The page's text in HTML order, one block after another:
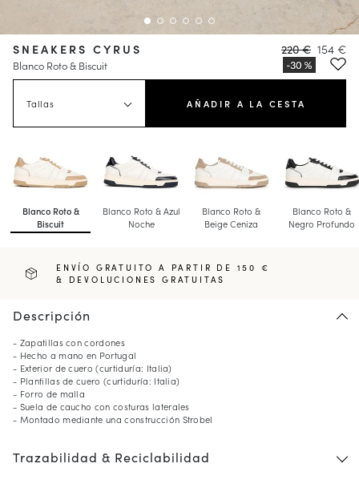
SNEAKERS CYRUS
Blanco Roto & Biscuit
220 € 154 €
Tallas AÑADIR A LA CESTA
Blanco Roto &
Biscuit
Blanco Roto & Azul
Noche
Blanco Roto &
Beige Ceniza
Blanco Roto &
Negro Profundo
ENVÍO GRATUITO A PARTIR DE 150 €
& DEVOLUCIONES GRATUITAS
Descripción
- Zapatillas con cordones
- Hecho a mano en Portugal
- Exterior de cuero (curtiduría: Italia)
- Plantillas de cuero (curtiduría: Italia)
- Forro de malla
- Suela de caucho con costuras laterales
- Montado mediante una construcción Strobel
Trazabilidad & Reciclabilidad